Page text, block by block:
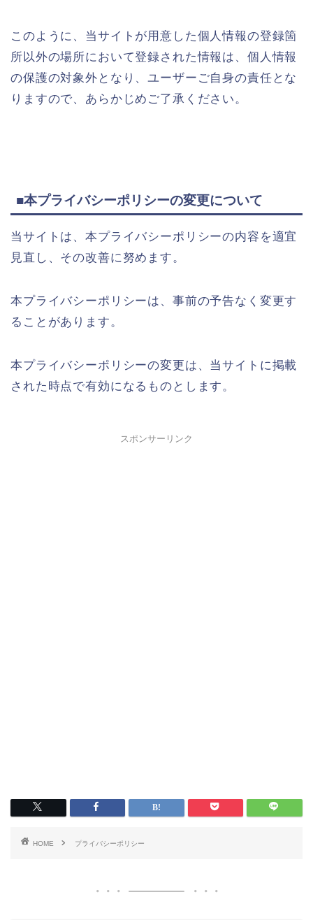
このように、当サイトが用意した個人情報の登録箇
所以外の場所において登録された情報は、個人情報
の保護の対象外となり、ユーザーご自身の責任とな
りますので、あらかじめご了承ください。
■本プライバシーポリシーの変更について
当サイトは、本プライバシーポリシーの内容を適宜
見直し、その改善に努めます。
本プライバシーポリシーは、事前の予告なく変更す
ることがあります。
本プライバシーポリシーの変更は、当サイトに掲載
された時点で有効になるものとします。
スポンサーリンク
HOME プライバシーポリシー